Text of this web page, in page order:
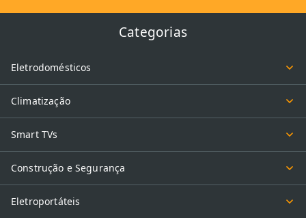
Categorias
Eletrodomésticos
Climatização
Smart TVs
Construção e Segurança
Eletroportáteis